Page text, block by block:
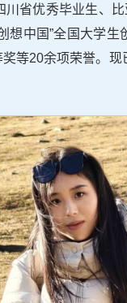
省优秀毕业生、比
想中国”全国大学
等20余项荣誉。